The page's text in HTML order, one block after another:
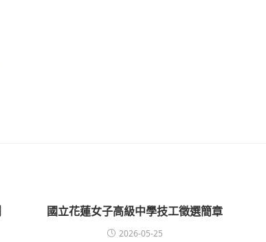
國立花蓮女子高級中學技工徵選簡章
2026-05-25